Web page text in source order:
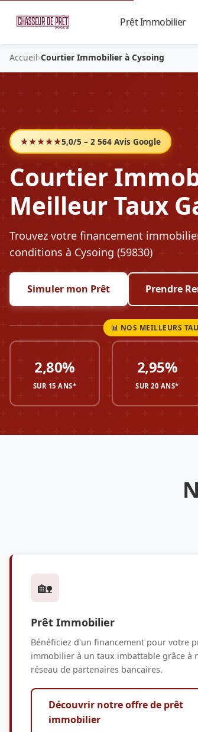
Prêt Immobilier
Accueil›Courtier Immobilier à Cysoing
★★★★★5,0/5 – 2 564 Avis Google
Courtier
Meilleur Taux
Trouvez votre financement
conditions à Cysoing (59830)
Simuler mon Prêt Prendre
2,80%
SUR 15 ANS*
2,95%
SUR 20 ANS*
🏡
Prêt Immobilier
Bénéficiez d'un financement pour votre
immobilier à un taux imbattable grâce à
réseau de partenaires bancaires.
Découvrir notre offre de prêt
immobilier